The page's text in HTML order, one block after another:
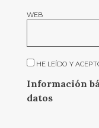
WEB
HE LEÍDO Y
Información
datos